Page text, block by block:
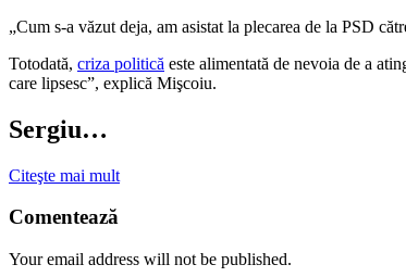
„Cum s-a văzut deja, am asistat la plecarea de la PSD
Totodată, criza politică este alimentată de nevoia de a
care lipsesc”, explică Mişcoiu.
Sergiu…
Citeşte mai mult
Comentează
Your email address will not be published.